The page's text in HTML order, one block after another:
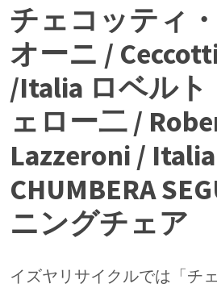
チェコッティ
オーニ /
/Italia ロベルト
ェロー二 /
Lazzeroni / Italia
CHUMBERA
ニングチェア
イズヤリサイクルでは「チ